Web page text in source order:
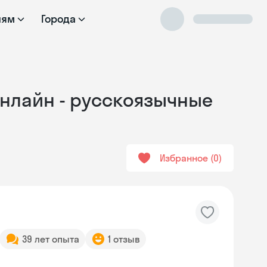
Города
- русскоязычные
Избранное 0
39 лет опыта 1 отзыв